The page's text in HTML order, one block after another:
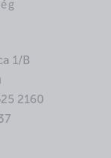
1/B
2160